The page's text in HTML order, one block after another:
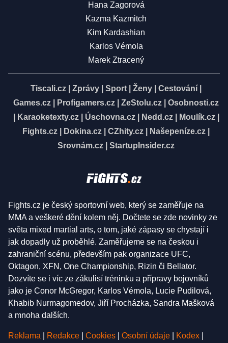
Hana Zagorová
Kazma Kazmitch
Kim Kardashian
Karlos Vémola
Marek Ztracený
Tiscali.cz Zprávy Sport Ženy Cestování
Games.cz
Profigamers.cz ZeStolu.cz
Osobnosti.cz
Karaoketexty.cz| Úschovna.cz| Nedd.cz| Moulík.cz|
Fights.cz
Dokina.cz CZhity.cz Našepeníze.cz
Srovnám.cz
StartupInsider.cz
Fights.cz je český sportovní web, který se zaměřuje na
MMA a veškeré dění kolem něj. Dočtete se zde novinky ze
světa mixed martial arts, o tom, jaké zápasy se chystají i
jak dopadly už proběhlé. Zaměřujeme se na českou i
zahraniční scénu, především pak organizace UFC,
Oktagon, XFN, One Championship, Rizin či Bellator.
Dozvíte se i víc ze zákulisí tréninku a přípravy bojovníků
jako je Conor McGregor, Karlos Vémola, Lucie Pudilová,
Khabib Nurmagomedov, Jiří Procházka, Sandra Mašková
a mnoha dalších.
Reklama Redakce Cookies Osobní údaje Kodex